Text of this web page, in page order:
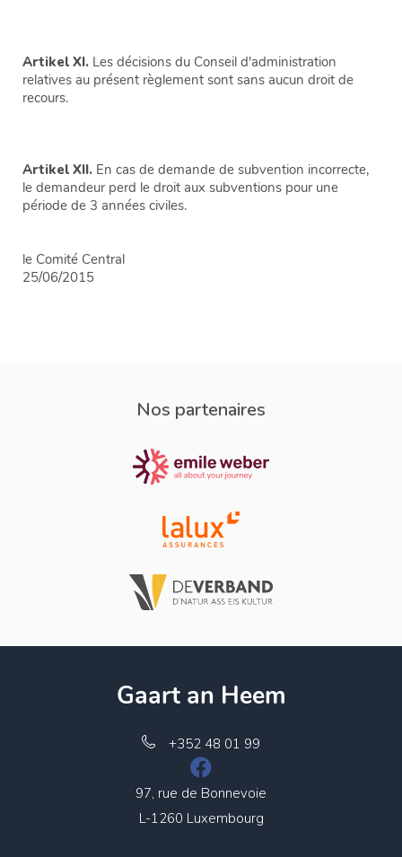
Artikel XI. Les décisions du Conseil d'administration
relatives au présent règlement sont sans aucun droit de
recours.
Artikel XII. En cas de demande de subvention incorrecte,
le demandeur perd le droit aux subventions pour une
période de 3 années civiles.
le Comité Central
25/06/2015
Nos partenaires
Gaart an Heem
+352 48 01 99
97, rue de Bonnevoie
L-1260 Luxembourg